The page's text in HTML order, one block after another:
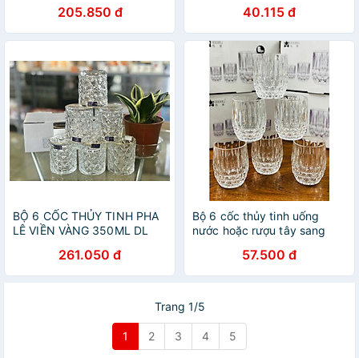
đồng trắng không viền vàng
315ml
205.850 đ 40.115 đ
BỘ 6 CỐC THỦY TINH PHA
LÊ VIỀN VÀNG 350ML DL
261.050 đ
Bộ 6 cốc thủy tinh uống
nước hoặc rượu tây sang
57.500 đ
Trang 1/5
1 2 3 4 5